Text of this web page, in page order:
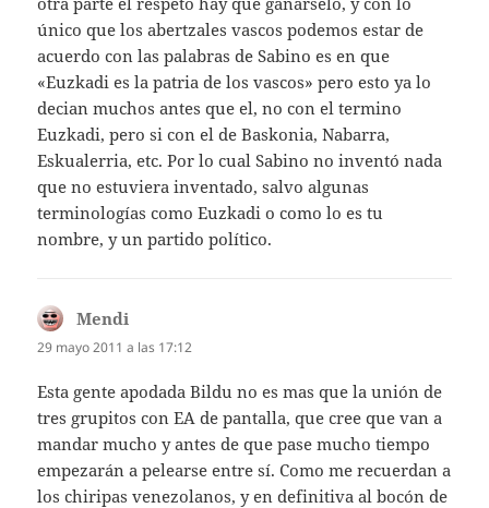
único que los abertzales vascos podemos estar de
acuerdo con las palabras de Sabino es en que
«Euzkadi es la patria de los vascos» pero esto ya lo
decian muchos antes que el, no con el termino
Euzkadi, pero si con el de Baskonia, Nabarra,
Eskualerria, etc. Por lo cual Sabino no inventó nada
que no estuviera inventado, salvo algunas
terminologías como Euzkadi o como lo es tu
nombre, y un partido político.
Mendi
29 mayo 2011 a las 17:12
Esta gente apodada Bildu no es mas que la unión de
tres grupitos con EA de pantalla, que cree que van a
mandar mucho y antes de que pase mucho tiempo
empezarán a pelearse entre sí. Como me recuerdan a
los chiripas venezolanos, y en definitiva al bocón de